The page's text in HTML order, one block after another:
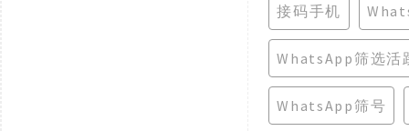
接码手机
WhatsApp筛选活
WhatsApp筛号